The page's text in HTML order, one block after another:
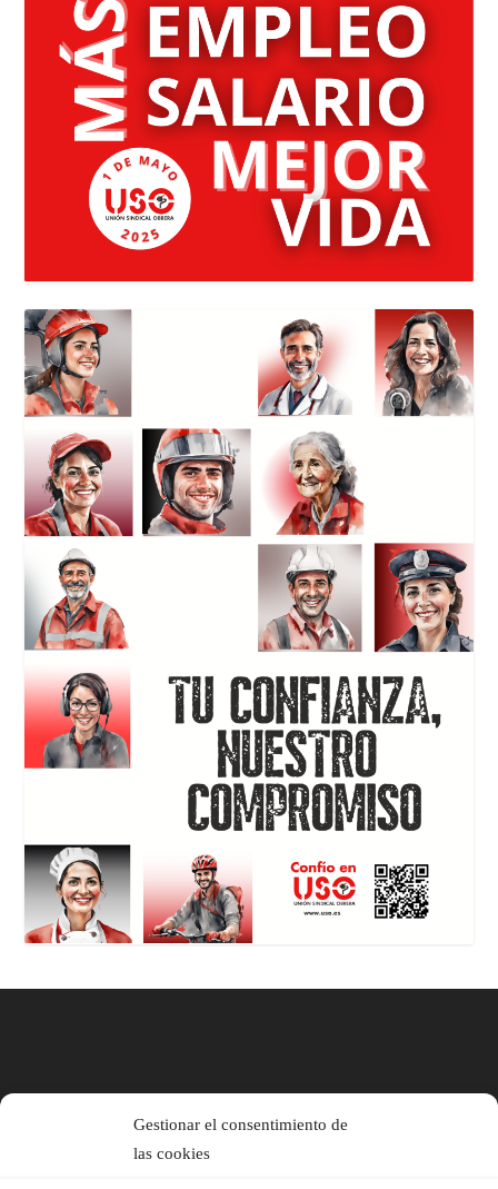
Gestionar el consentimiento de
las cookies